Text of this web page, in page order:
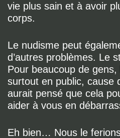
vie plus sain et à avoir
corps.
Le nudisme peut
d’autres problèmes. Le
Pour beaucoup de gens,
surtout en public, cause
aurait pensé que cela
aider à vous en
Eh bien… Nous le